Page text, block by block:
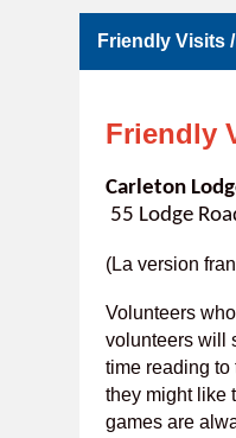
Friendly Visits
Friendly
Carleton
55 Lodge
(La version
Volunteers
volunteers will
time reading to
they might like
games are